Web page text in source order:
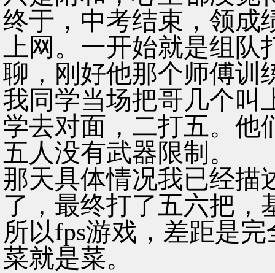
终于，中考结束，领成
上网。一开始就是组
聊，刚好他那个师傅训
我同学当场把哥几个叫
学去对面，二打五。他
五人没有武器限制。
那天具体情况我已经描
了，最终打了五六把，
所以fps游戏，差距是
菜就是菜。